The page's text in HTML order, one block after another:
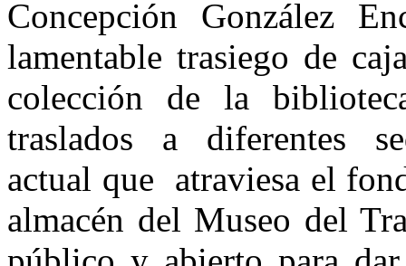
Concepción González
lamentable trasiego de
colección de la
traslados a diferentes
actual que atraviesa el
almacén del Museo del